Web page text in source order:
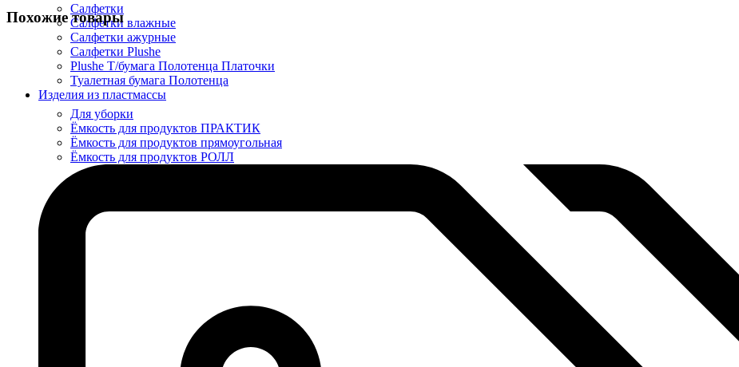
Салфетки
Салфетки влажные
Салфетки ажурные
Салфетки Plushe
Plushe Т/бумага Полотенца Платочки
Туалетная бумага Полотенца
Изделия из пластмассы
Для уборки
Ёмкость для продуктов ПРАКТИК
Ёмкость для продуктов прямоугольная
Ёмкость для продуктов РОЛЛ
Похожие товары